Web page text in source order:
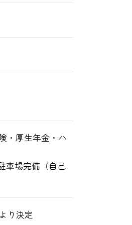
・厚生年金・ハ
車場完備（自己
り決定